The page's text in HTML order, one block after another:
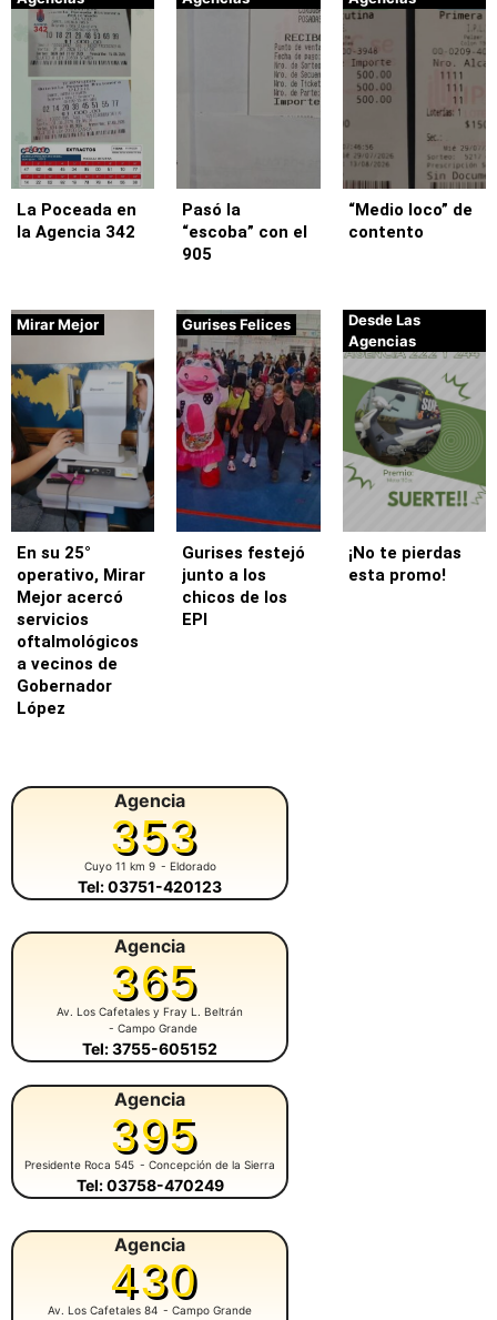
La Poceada en
la Agencia 342
Pasó la
“escoba” con el
905
“Medio loco” de
contento
Mirar Mejor
En su 25°
operativo, Mirar
Mejor acercó
servicios
oftalmológicos
a vecinos de
Gobernador
López
Gurises Felices
Gurises festejó
junto a los
chicos de los
EPI
Desde Las
Agencias
¡No te pierdas
esta promo!
Agencia
353
Cuyo 11 km 9 - Eldorado
Tel: 03751-420123
Agencia
365
Av. Los Cafetales y Fray L. Beltrán
- Campo Grande
Tel: 3755-605152
Agencia
395
Presidente Roca 545 - Concepción de la Sierra
Tel: 03758-470249
Agencia
430
Av. Los Cafetales 84 - Campo Grande